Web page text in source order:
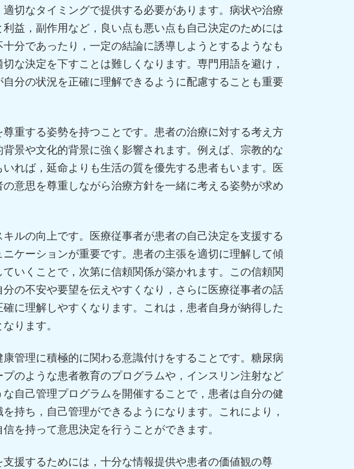
切なタイミングで提供する必要があります。病状や治療
益，副作用など，良い点も悪い点も自己決定のためには
分であったり，一定の結論に誘導しようとするようなも
な決定を下すことは難しくなります。専門用語を避け，
分の状況を正確に理解できるように配慮することも重要
重する姿勢を持つことです。患者の治療に対する考え方
景や文化的背景に強く影響されます。例えば、宗教的な
れば，延命よりも生活の質を優先する患者もいます。医
意思を尊重しながら治療方針を一緒に考える姿勢が求め
ルの向上です。医療従事者が患者の自己決定を支援する
ケーションが重要です。患者の主張を適切に理解して傾
いくことで，次第に信頼関係が築かれます。この信頼関
の不安や要望を伝えやすくなり，さらに医療従事者の話
に理解しやすくなります。これは，患者自身が納得した
ります。
管理に積極的に関わる意識付けをすることです。糖尿病
のような患者教育のプログラムや，インスリン注射など
自己管理プログラムを開催することで，患者は自分の健
持ち，自己管理ができるようになります。これにより，
を持って意思決定を行うことができます。
援するためには，十分な情報提供や患者の価値観の尊